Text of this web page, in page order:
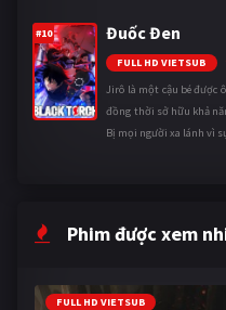
#10 Đuốc Đen
FULL HD VIETSUB
Jirô là một cậu bé được
đồng thời sở hữu khả
Bị mọi người xa lánh vì
Phim được xem
FULL HD VIETSUB